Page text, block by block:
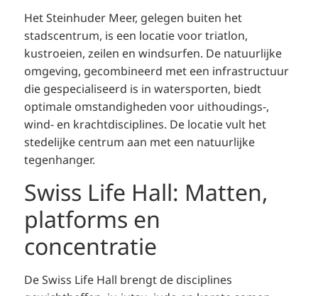
Het Steinhuder Meer, gelegen buiten het
stadscentrum, is een locatie voor triatlon,
kustroeien, zeilen en windsurfen. De natuurlijke
omgeving, gecombineerd met een infrastructuur
die gespecialiseerd is in watersporten, biedt
optimale omstandigheden voor uithoudings-,
wind- en krachtdisciplines. De locatie vult het
stedelijke centrum aan met een natuurlijke
tegenhanger.
Swiss Life Hall: Matten,
platforms en
concentratie
De Swiss Life Hall brengt de disciplines